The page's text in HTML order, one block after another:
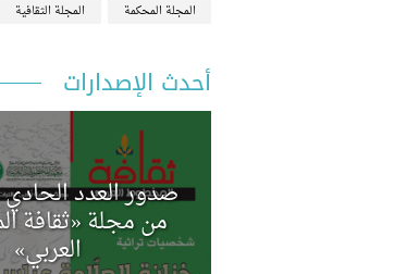
المجلة المحكمة المجلة الثقافية
أحدث الإصدارات
من مجلة «ثقافة
العربي»